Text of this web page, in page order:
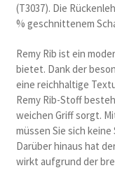
(T3037). Die
% geschnittenem
Remy Rib ist ein
bietet. Dank der
eine reichhaltige
Remy Rib-Stoff
weichen Griff sorgt.
müssen Sie sich
Darüber hinaus hat
wirkt aufgrund der